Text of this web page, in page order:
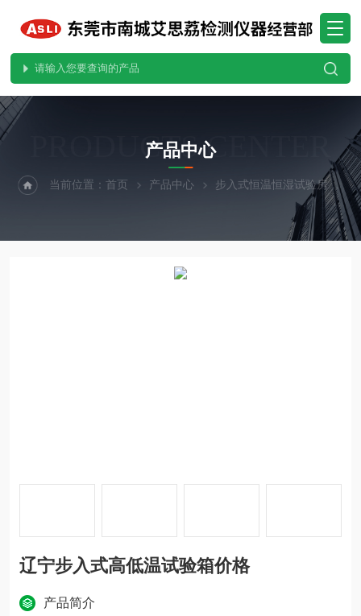
PRODUCTS CENTER
产品中心
当前位置：首页 产品中心 步入式恒温恒湿试验房
辽宁步入式高低温试验箱价格
产品简介